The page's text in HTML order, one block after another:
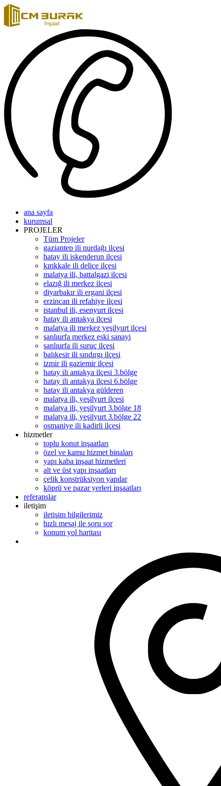
ana sayfa
kurumsal
PROJELER
Tüm Projeler
gaziantep ili nurdağı ilçesi
hatay ili iskenderun ilçesi
kırıkkale ili delice ilçesi
malatya ili, battalgazi ilçesi
elazığ ili merkez ilçesi
diyarbakır ili ergani ilçesi
erzincan ili refahiye ilçesi
istanbul ili, esenyurt ilçesi
hatay ili antakya ilçesi
malatya ili merkez yeşilyurt ilçesi
şanlıurfa merkez eski sanayi
şanlıurfa ili suruç ilçesi
balıkesir ili sındırgı ilçesi
izmir ili gaziemir ilçesi
hatay ili antakya ilçesi 3.bölge
hatay ili antakya ilçesi 6.bölge
hatay ili antakya gülderen
malatya ili, yeşilyurt ilçesi
malatya ili, yeşilyurt 3.bölge 18
malatya ili, yeşilyurt 3.bölge 22
osmaniye ili kadirli ilçesi
hizmetler
toplu konut inşaatları
özel ve kamu hizmet binaları
yapı kaba inşaat hizmetleri
alt ve üst yapı inşaatları
çelik konstrüksiyon yapılar
köprü ve pazar yerleri inşaatları
referanslar
iletişim
iletişim bilgilerimiz
hızlı mesaj ile soru sor
konum yol haritası